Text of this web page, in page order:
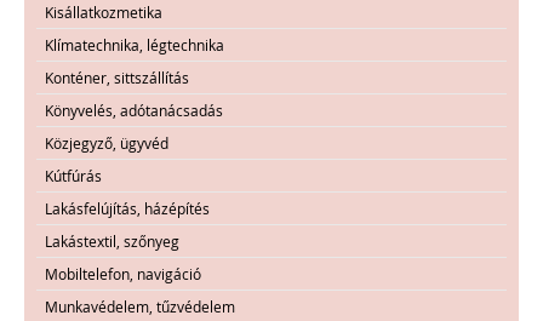
Kisállatkozmetika
Klímatechnika, légtechnika
Konténer, sittszállítás
Könyvelés, adótanácsadás
Közjegyző, ügyvéd
Kútfúrás
Lakásfelújítás, házépítés
Lakástextil, szőnyeg
Mobiltelefon, navigáció
Munkavédelem, tűzvédelem